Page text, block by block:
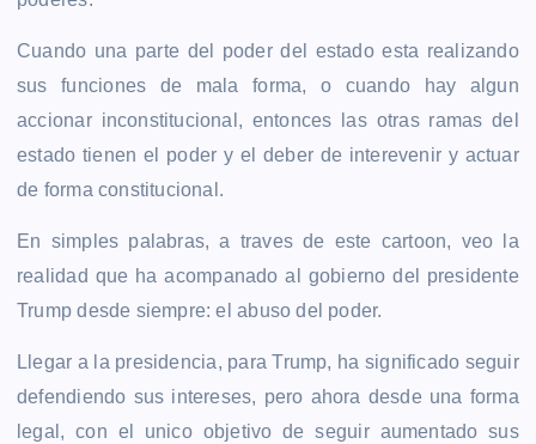
Cuando una parte del poder del estado esta realizando
sus funciones de mala forma, o cuando hay algun
accionar inconstitucional, entonces las otras ramas del
estado tienen el poder y el deber de interevenir y actuar
de forma constitucional.
En simples palabras, a traves de este cartoon, veo la
realidad que ha acompanado al gobierno del presidente
Trump desde siempre: el abuso del poder.
Llegar a la presidencia, para Trump, ha significado seguir
defendiendo sus intereses, pero ahora desde una forma
legal, con el unico objetivo de seguir aumentado sus